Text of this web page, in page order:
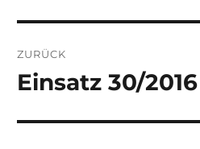
ZURÜCK
Vorheriger
Einsatz 30/2016